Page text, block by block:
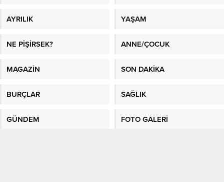
AYRILIK YAŞAM
NE PİŞİRSEK? ANNE/ÇOCUK
MAGAZİN SON DAKİKA
BURÇLAR SAĞLIK
GÜNDEM FOTO GALERİ